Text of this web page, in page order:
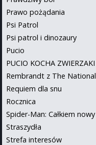
Prawo pożądania
Psi Patrol
Psi patrol i dinozaury
Pucio
PUCIO KOCHA ZWIERZAKI
Rembrandt z The
Requiem dla snu
Rocznica
Spider-Man: Całkiem
Straszydła
Strefa interesów